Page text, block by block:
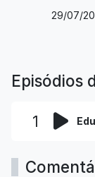
29/07/
Episódios
1